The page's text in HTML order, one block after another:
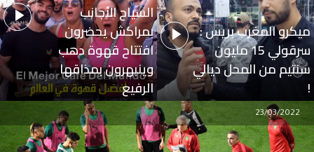
ميكرو المغرب بريس :
سرقولي 15 مليون
سنتيم من المحل ديالي
!
السياح الأجانب
بمراكش يحضرون
افتتاح قهوة دهب
وينبهرون بمذاقها
الرفيع
23/03/2022